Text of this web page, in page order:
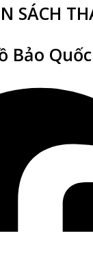
SÁCH
Bảo Quốc